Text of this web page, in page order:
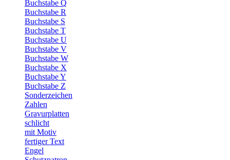
Buchstabe Q
Buchstabe R
Buchstabe S
Buchstabe T
Buchstabe U
Buchstabe V
Buchstabe W
Buchstabe X
Buchstabe Y
Buchstabe Z
Sonderzeichen
Zahlen
Gravurplatten
schlicht
mit Motiv
fertiger Text
Engel